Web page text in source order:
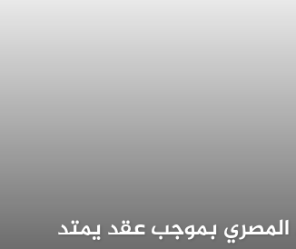
المصري بموجب عقد يمتد